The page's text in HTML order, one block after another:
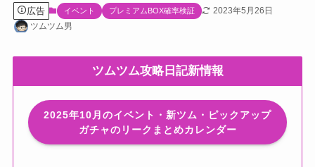
広告 イベント プレミアムBOX確率検証
2023年5月26日
ツムツム男
ツムツム攻略日記新情報
2025年10月のイベント・新ツム・ピックアップ
ガチャのリークまとめカレンダー